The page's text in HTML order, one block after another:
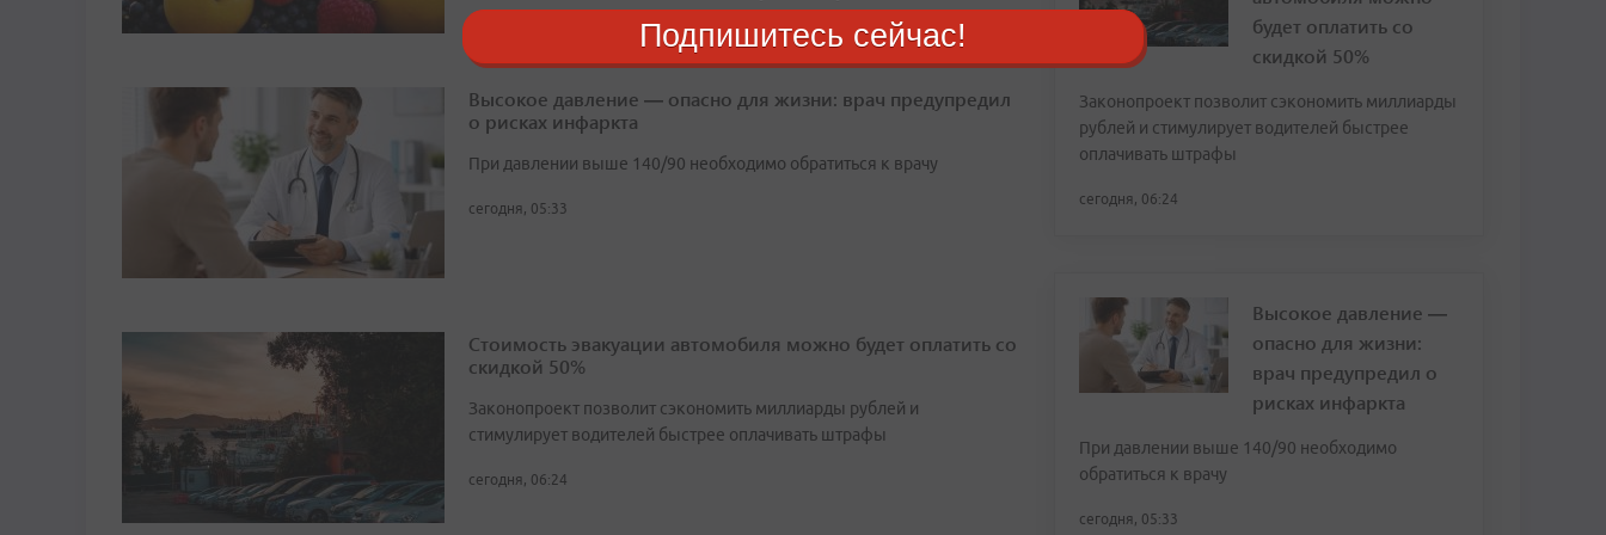
Высокое давление — опасно для жизни: врач предупредил
о рисках инфаркта
При давлении выше 140/90 необходимо обратиться к врачу
сегодня, 05:33
Стоимость эвакуации автомобиля можно будет оплатить со
скидкой 50%
Законопроект позволит сэкономить миллиарды рублей и
стимулирует водителей быстрее оплачивать штрафы
сегодня, 06:24
будет оплатить со
скидкой 50%
Законопроект позволит сэкономить миллиарды
рублей и стимулирует водителей быстрее
оплачивать штрафы
сегодня, 06:24
Высокое давление —
опасно для жизни:
врач предупредил о
рисках инфаркта
При давлении выше 140/90 необходимо
обратиться к врачу
сегодня, 05:33
Подпишитесь сейчас!